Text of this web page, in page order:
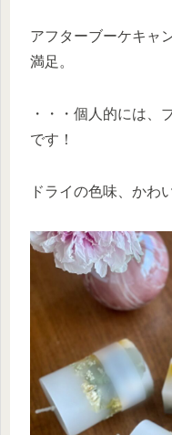
アフターブーケキャ
満足。
・・・個人的には、
です！
ドライの色味、かわ